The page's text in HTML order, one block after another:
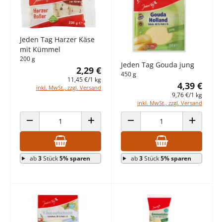
Jeden Tag Harzer Käse
mit Kümmel
200 g
2,29 €
11,45 €/1 kg
inkl. MwSt., zzgl. Versand
ANZAHL VERRINGERN ANZAHL ERHÖHEN
ab3Stück5% sparen
Jeden Tag Gouda jung
450 g
4,39 €
9,76 €/1 kg
inkl. MwSt., zzgl. Versand
ANZAHL VERRINGERN ANZAHL
ab3Stück5% sparen